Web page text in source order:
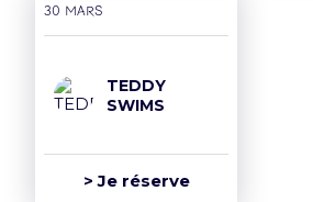
30 mars
TEDDY
SWIMS
> Je réserve